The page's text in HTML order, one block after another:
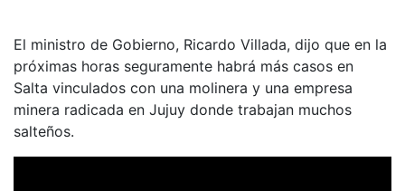
El ministro de Gobierno, Ricardo Villada, dijo que en la
próximas horas seguramente habrá más casos en
Salta vinculados con una molinera y una empresa
minera radicada en Jujuy donde trabajan muchos
salteños.